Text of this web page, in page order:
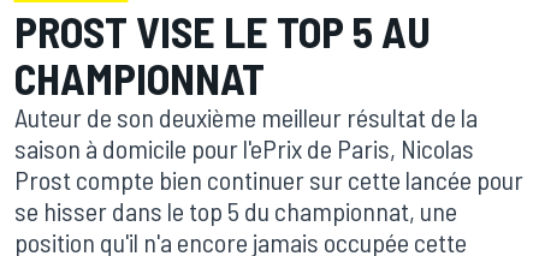
PROST VISE LE TOP 5 AU
CHAMPIONNAT
Auteur de son deuxième meilleur résultat de la
saison à domicile pour l'ePrix de Paris, Nicolas
Prost compte bien continuer sur cette lancée pour
se hisser dans le top 5 du championnat, une
position qu'il n'a encore jamais occupée cette